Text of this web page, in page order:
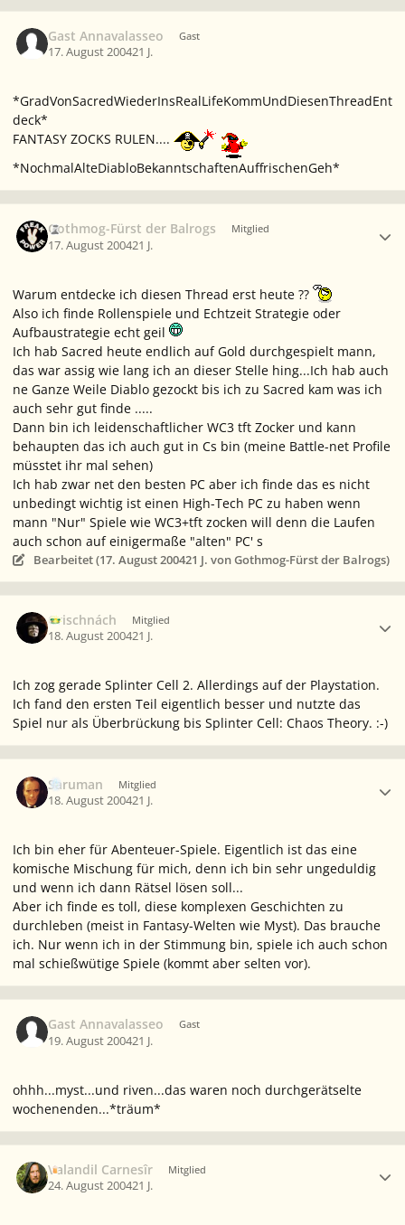
Gast Annavalasseo Gast
17. August 200421 J.
*GradVonSacredWiederInsRealLifeKommUndDiesenThreadEnt
deck*
FANTASY ZOCKS RULEN....
*NochmalAlteDiabloBekanntschaftenAuffrischenGeh*
Gothmog-Fürst der Balrogs Mitglied
17. August 200421 J.
Warum entdecke ich diesen Thread erst heute ??
Also ich finde Rollenspiele und Echtzeit Strategie oder
Aufbaustrategie echt geil
Ich hab Sacred heute endlich auf Gold durchgespielt mann,
das war assig wie lang ich an dieser Stelle hing...Ich hab auch
ne Ganze Weile Diablo gezockt bis ich zu Sacred kam was ich
auch sehr gut finde .....
Dann bin ich leidenschaftlicher WC3 tft Zocker und kann
behaupten das ich auch gut in Cs bin (meine Battle-net Profile
müsstet ihr mal sehen)
Ich hab zwar net den besten PC aber ich finde das es nicht
unbedingt wichtig ist einen High-Tech PC zu haben wenn
mann "Nur" Spiele wie WC3+tft zocken will denn die Laufen
auch schon auf einigermaße "alten" PC' s
Bearbeitet (17. August 200421 J. von Gothmog-Fürst der Balrogs)
Grischnách Mitglied
18. August 200421 J.
Ich zog gerade Splinter Cell 2. Allerdings auf der Playstation.
Ich fand den ersten Teil eigentlich besser und nutzte das
Spiel nur als Überbrückung bis Splinter Cell: Chaos Theory. :-)
Saruman Mitglied
18. August 200421 J.
Ich bin eher für Abenteuer-Spiele. Eigentlich ist das eine
komische Mischung für mich, denn ich bin sehr ungeduldig
und wenn ich dann Rätsel lösen soll...
Aber ich finde es toll, diese komplexen Geschichten zu
durchleben (meist in Fantasy-Welten wie Myst). Das brauche
ich. Nur wenn ich in der Stimmung bin, spiele ich auch schon
mal schießwütige Spiele (kommt aber selten vor).
Gast Annavalasseo Gast
19. August 200421 J.
ohhh...myst...und riven...das waren noch durchgerätselte
wochenenden...*träum*
Valandil Carnesîr Mitglied
24. August 200421 J.